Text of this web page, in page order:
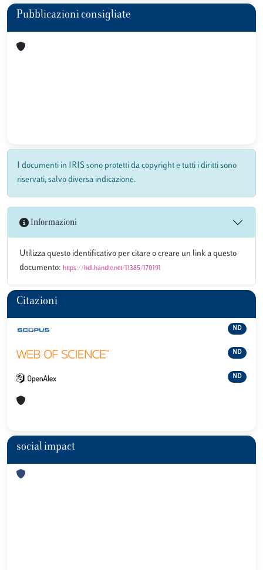
Pubblicazioni consigliate
I documenti in IRIS sono protetti da copyright e tutti i diritti sono
riservati, salvo diversa indicazione.
Informazioni
Utilizza questo identificativo per citare o creare un link a questo
documento: https://hdl.handle.net/11385/170191
Citazioni
ND
ND
ND
social impact